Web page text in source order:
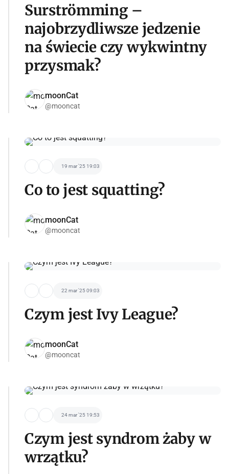
Surströmming –
najobrzydliwsze jedzenie
na świecie czy wykwintny
przysmak?
moonCat
@mooncat
19 mar '25 19:03
Co to jest squatting?
moonCat
@mooncat
22 mar '25 09:03
Czym jest Ivy League?
moonCat
@mooncat
24 mar '25 19:53
Czym jest syndrom żaby w
wrzątku?